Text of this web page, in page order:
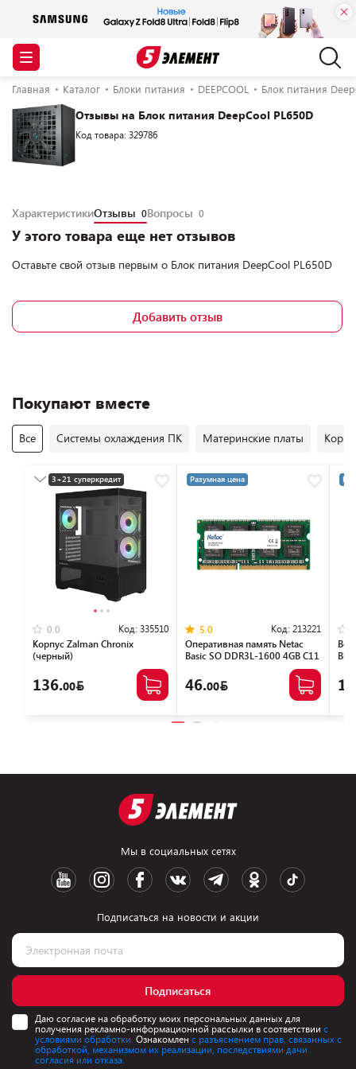
Главная Каталог Блоки питания DEEPCOOL Блок питания
Отзывы на Блок питания DeepCool PL650D
Код товара: 329786
ХарактеристикиОтзывы 0Вопросы 0
У этого товара еще нет отзывов
Оставьте свой отзыв первым о Блок питания DeepCool PL650D
Добавить отзыв
Покупают вместе
Все Системы охлаждения ПК Материнские платы
3+21 суперкредит
Разумная цена
0.0 Код: 335510
Корпус Zalman Chronix
(черный)
136.00
Разумная цена
5.0 Код: 213221
Оперативная память Netac
Basic SO DDR3L-1600 4GB C11
46.00
Мы в социальных сетях
Подписаться на новости и акции
Подписаться
Даю согласие на обработку моих персональных данных для
получения рекламно-информационной рассылки в соответствии с
условиями обработки. Ознакомлен с разъяснением прав, связанных с
обработкой, механизмом их реализации, последствиями дачи
согласия или отказа.